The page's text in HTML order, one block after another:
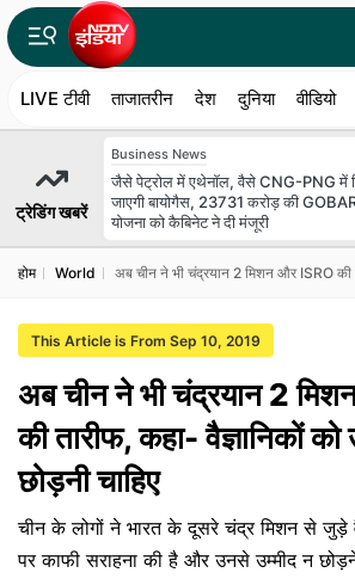
LIVE टीवी ताजातरीन देश दुनिया वीडियो
ट्रेडिंग खबरें
Business News
जैसे पेट्रोल में एथेनॉल, वैसे CNG-PNG में
जाएगी बायोगैस, 23731 करोड़ की
योजना को कैबिनेट ने दी मंजूरी
होम World अब चीन ने भी चंद्रयान 2 मिशन और ISRO की
This Article is From Sep 10, 2019
अब चीन ने भी चंद्रयान 2
की तारीफ, कहा- वैज्ञानिकों को
छोड़नी चाहिए
चीन के लोगों ने भारत के दूसरे चंद्र मिशन से जुड़े
पर काफी सराहना की है और उनसे उम्मीद न